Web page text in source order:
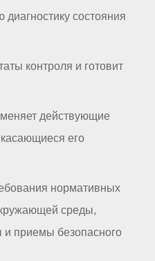
состояния
контроля и готовит
действующие
его
нормативных
среды,
приемы безопасного